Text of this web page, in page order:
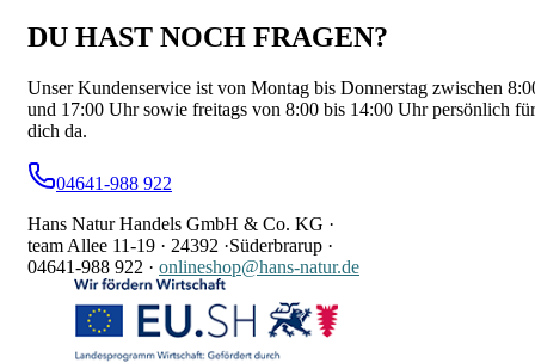
DU HAST NOCH FRAGEN?
Unser Kundenservice ist von Montag bis Donnerstag zwischen
und 17:00 Uhr sowie freitags von 8:00 bis 14:00 Uhr persönlich für
dich da.
04641-988 922
Hans Natur Handels GmbH & Co. KG ·
team Allee 11-19 · 24392 ·Süderbrarup ·
04641-988 922 · onlineshop@hans-natur.de